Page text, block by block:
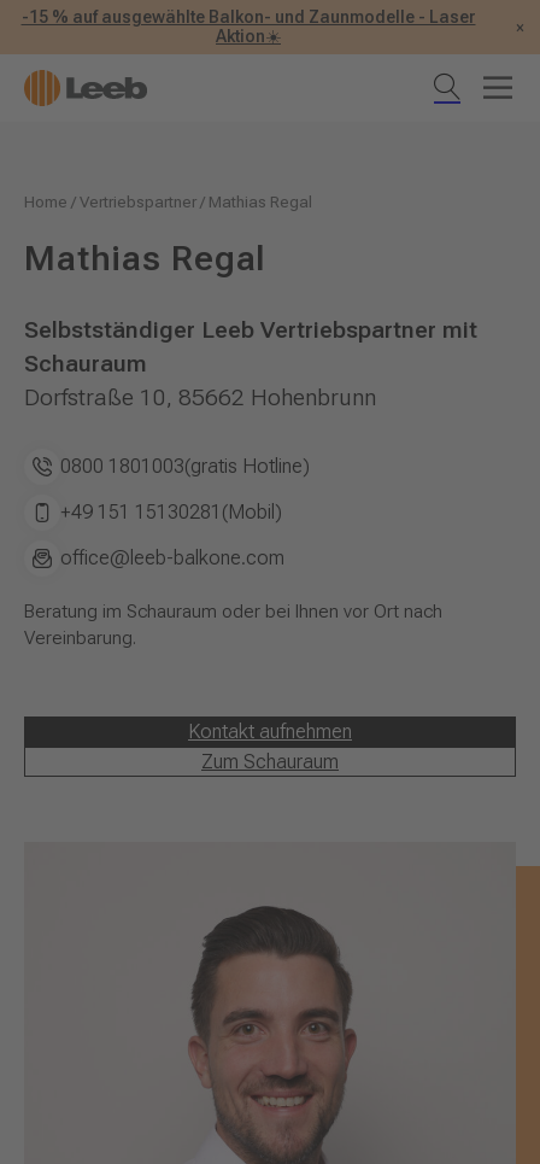
-15 % auf ausgewählte Balkon- und Zaunmodelle - Laser
Aktion☀️
×
Home /Vertriebspartner/ Mathias Regal
Mathias Regal
Selbstständiger Leeb Vertriebspartner mit
Schauraum
Dorfstraße 10, 85662 Hohenbrunn
0800 1801003(gratis Hotline)
+49 151 15130281 (Mobil)
office@leeb-balkone.com
Beratung im Schauraum oder bei Ihnen vor Ort nach
Vereinbarung.
Kontakt aufnehmen
Zum Schauraum